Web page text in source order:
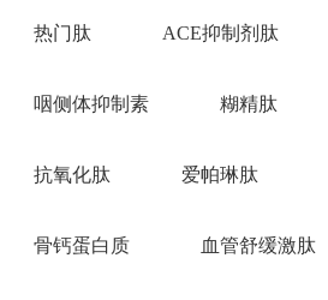
热门肽 ACE抑制剂肽
咽侧体抑制素 糊精肽
抗氧化肽 爱帕琳肽
骨钙蛋白质 血管舒缓激肽